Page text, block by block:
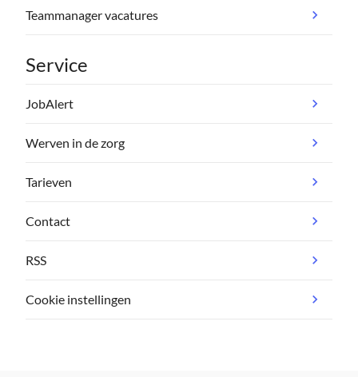
Teammanager vacatures
Service
JobAlert
Werven in de zorg
Tarieven
Contact
RSS
Cookie instellingen